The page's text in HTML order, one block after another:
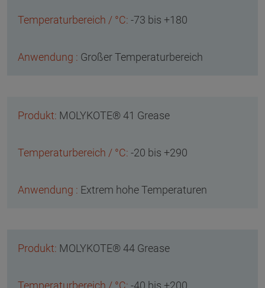
-73 bis +180
Großer Temperaturbereich
MOLYKOTE® 41 Grease
-20 bis +290
Extrem hohe Temperaturen
MOLYKOTE® 44 Grease